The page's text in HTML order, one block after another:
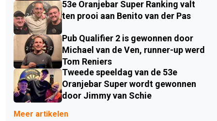
53e Oranjebar Super Ranking valt
ten prooi aan Benito van der Pas
Pub Qualifier 2 is gewonnen door
Michael van de Ven, runner-up werd
Tom Reniers
Tweede speeldag van de 53e
Oranjebar Super wordt gewonnen
door Jimmy van Schie
Meer artikelen